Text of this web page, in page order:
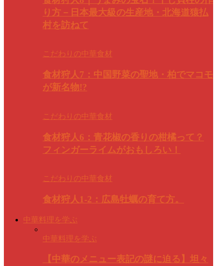
り方－日本最大級の生産地・北海道猿払
村を訪ねて
こだわりの中華食材
食材狩人7：中国野菜の聖地・柏でマコモ
が新名物!?
こだわりの中華食材
食材狩人6：青花椒の香りの柑橘って？
フィンガーライムがおもしろい！
こだわりの中華食材
食材狩人1-2：広島牡蠣の育て方。
中華料理を学ぶ
中華料理を学ぶ
【中華のメニュー表記の謎に迫る】坦々